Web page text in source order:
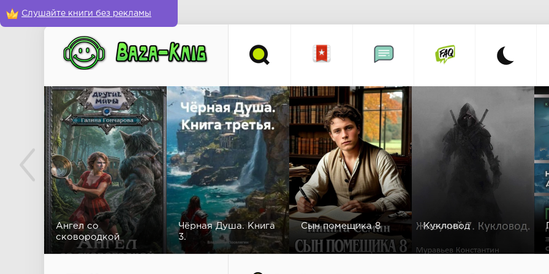
Слушайте книги без рекламы
Ангел со
сковородкой
Чёрная Душа. Книга
3.
Сын помещика 8 Кукловод